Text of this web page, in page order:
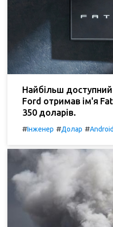
Найбільш
Ford отримав ім'я
350 доларів.
#Інженер #Долар #